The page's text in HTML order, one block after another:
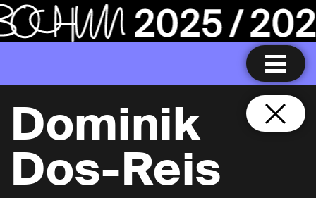
Dominik
Dos-Reis